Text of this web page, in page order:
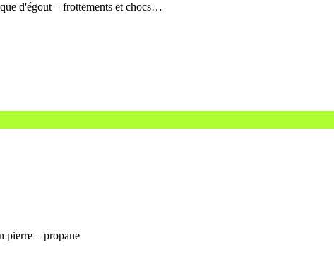
d'égout – frottements et chocs…
pierre – propane